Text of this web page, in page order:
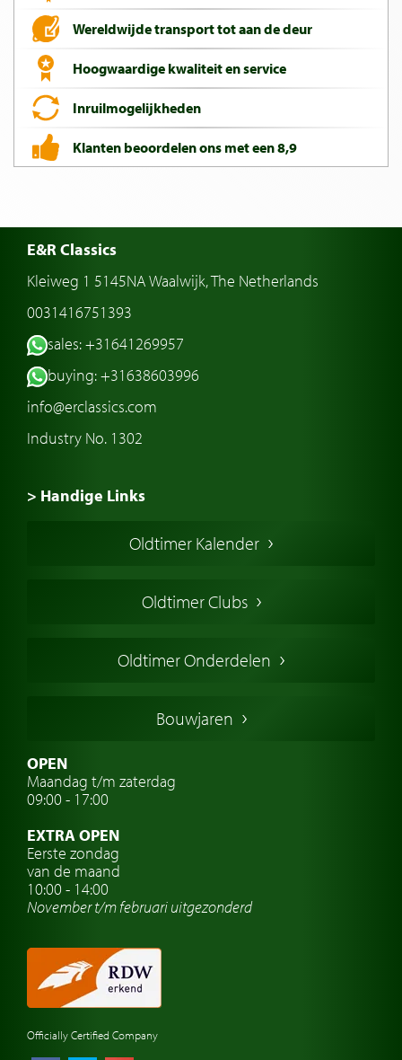
Wereldwijde transport tot aan de deur
Hoogwaardige kwaliteit en service
Inruilmogelijkheden
Klanten beoordelen ons met een 8,9
E&R Classics
Kleiweg 1 5145NA Waalwijk, The Netherlands
0031416751393
sales: +31641269957
buying: +31638603996
info@erclassics.com
Industry No. 1302
> Handige Links
Amerikaanse oldtimers
Franse oldtimers
Zweedse oldtimers
Oldtimer verzekering
Oldtimer reizen
Oldtimerwerkplaats
Automerk horloges
Classic cars Nederland
Oldtimer Kalender
Oldtimer Clubs
Oldtimer Onderdelen
Bouwjaren
OPEN
Maandag t/m zaterdag
09:00 - 17:00
EXTRA OPEN
Eerste zondag
van de maand
10:00 - 14:00
November t/m februariuitgezonderd
Officially Certified Company